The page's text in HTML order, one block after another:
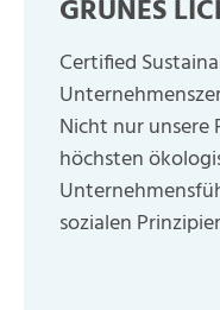
GRÜNES
Certified
Nicht nur unsere
höchsten
sozialen